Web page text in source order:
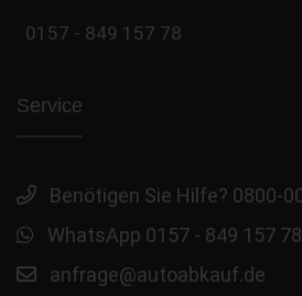
0157 - 849 157 78
Service
Benötigen Sie Hilfe? 0800-
WhatsApp 0157 - 849 157 78
anfrage@autoabkauf.de